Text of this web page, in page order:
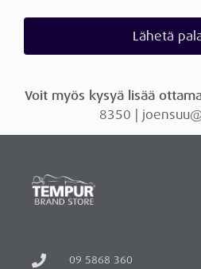
Lähetä
Voit myös kysyä lisää
8350 |
09 5868 360